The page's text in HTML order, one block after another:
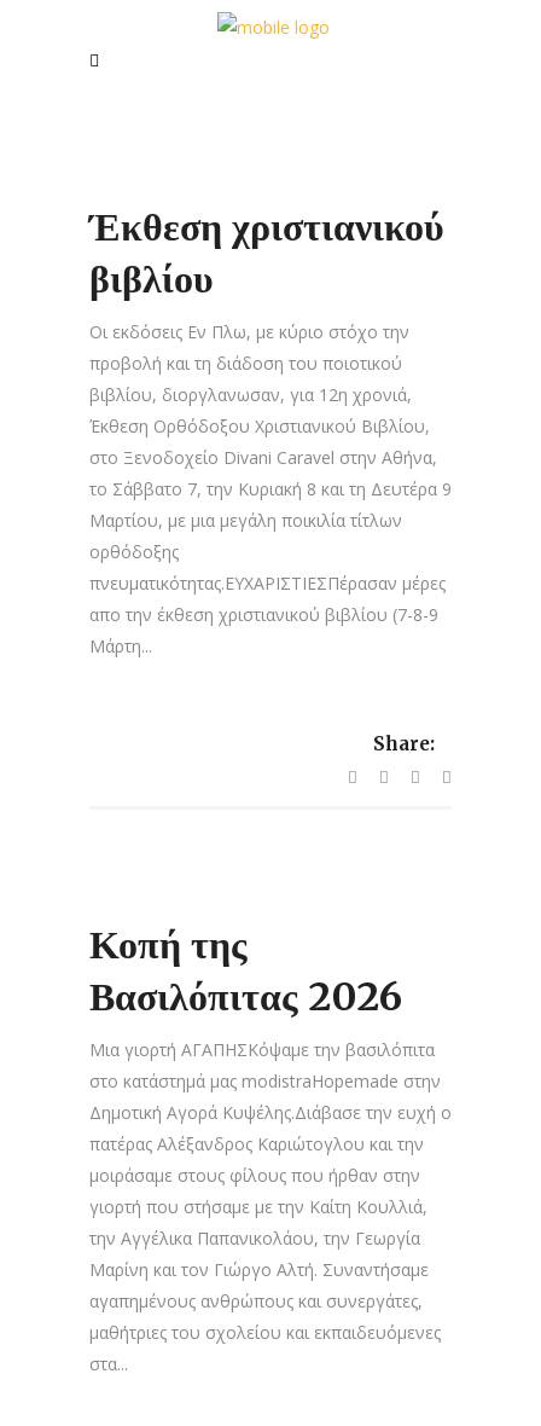
Έκθεση χριστιανικού
βιβλίου
Οι εκδόσεις Εν Πλω, με κύριο στόχο την
προβολή και τη διάδοση του ποιοτικού
βιβλίου, διοργλανωσαν, για 12η χρονιά,
Έκθεση Ορθόδοξου Χριστιανικού Βιβλίου,
στο Ξενοδοχείο Divani Caravel στην Αθήνα,
το Σάββατο 7, την Κυριακή 8 και τη Δευτέρα 9
Mαρτίου, με μια μεγάλη ποικιλία τίτλων
ορθόδοξης
πνευματικότητας.ΕΥΧΑΡΙΣΤΙΕΣΠέρασαν μέρες
απο την έκθεση χριστιανικού βιβλίου (7-8-9
Μάρτη...
Share:
Κοπή της
Βασιλόπιτας 2026
Μια γιορτή ΑΓΑΠΗΣΚόψαμε την βασιλόπιτα
στο κατάστημά μας modistraHopemade στην
Δημοτική Αγορά Κυψέλης.Διάβασε την ευχή ο
πατέρας Αλέξανδρος Καριώτογλου και την
μοιράσαμε στους φίλους που ήρθαν στην
γιορτή που στήσαμε με την Καίτη Κουλλιά,
την Αγγέλικα Παπανικολάου, την Γεωργία
Μαρίνη και τον Γιώργο Αλτή. Συναντήσαμε
αγαπημένους ανθρώπους και συνεργάτες,
μαθήτριες του σχολείου και εκπαιδευόμενες
στα...